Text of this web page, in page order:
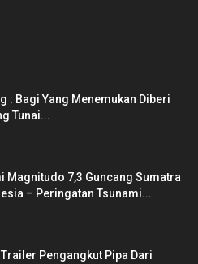
: Bagi Yang Menemukan Diberi
Tunai...
Magnitudo 7,3 Guncang Sumatra
– Peringatan Tsunami...
Pengangkut Pipa Dari